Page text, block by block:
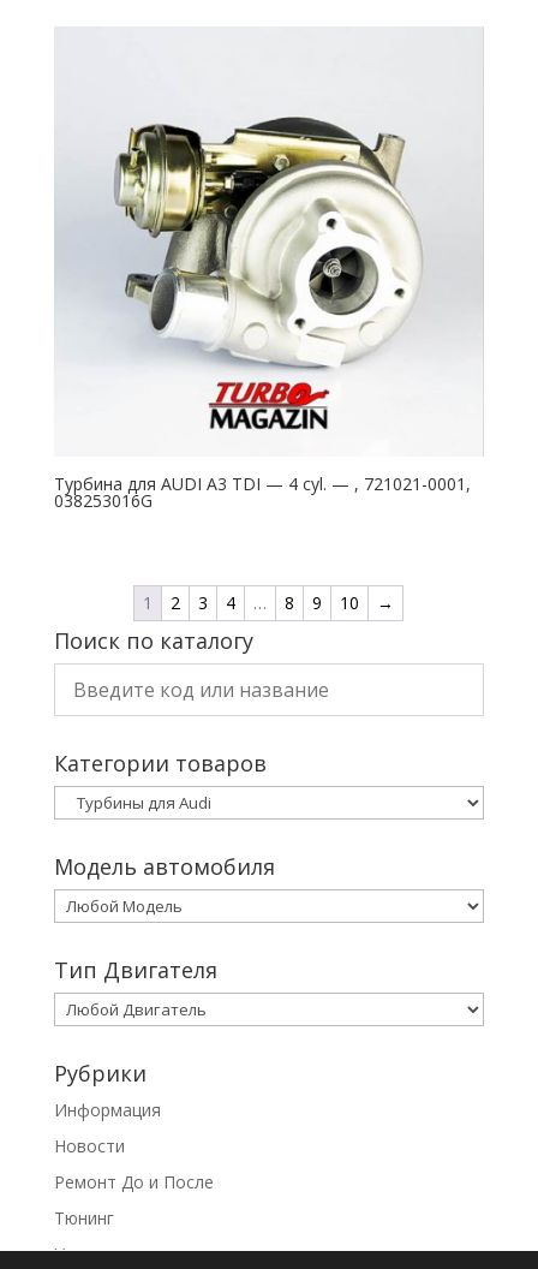
Турбина для AUDI A3 TDI — 4 cyl. — , 721021-0001,
038253016G
1 2 3 4 … 8 9 10 →
Поиск по каталогу
Категории товаров
Модель автомобиля
Тип Двигателя
Рубрики
Информация
Новости
Ремонт До и После
Тюнинг
Услуги